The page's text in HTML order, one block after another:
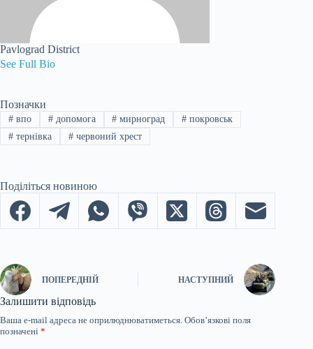
Pavlograd District
See Full Bio
Позначки
#впо #допомога # мирноград # покровськ
#тернівка #червоний хрест
Поділіться новиною
ПОПЕРЕДНІЙ НАСТУПНИЙ
Залишити відповідь
Ваша e-mail адреса не оприлюднюватиметься. Обов’язкові поля
позначені *